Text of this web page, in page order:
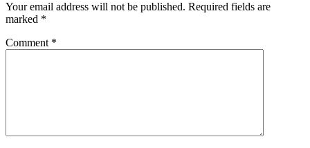
Your email address will not be published. Required fields are
marked *
Comment *